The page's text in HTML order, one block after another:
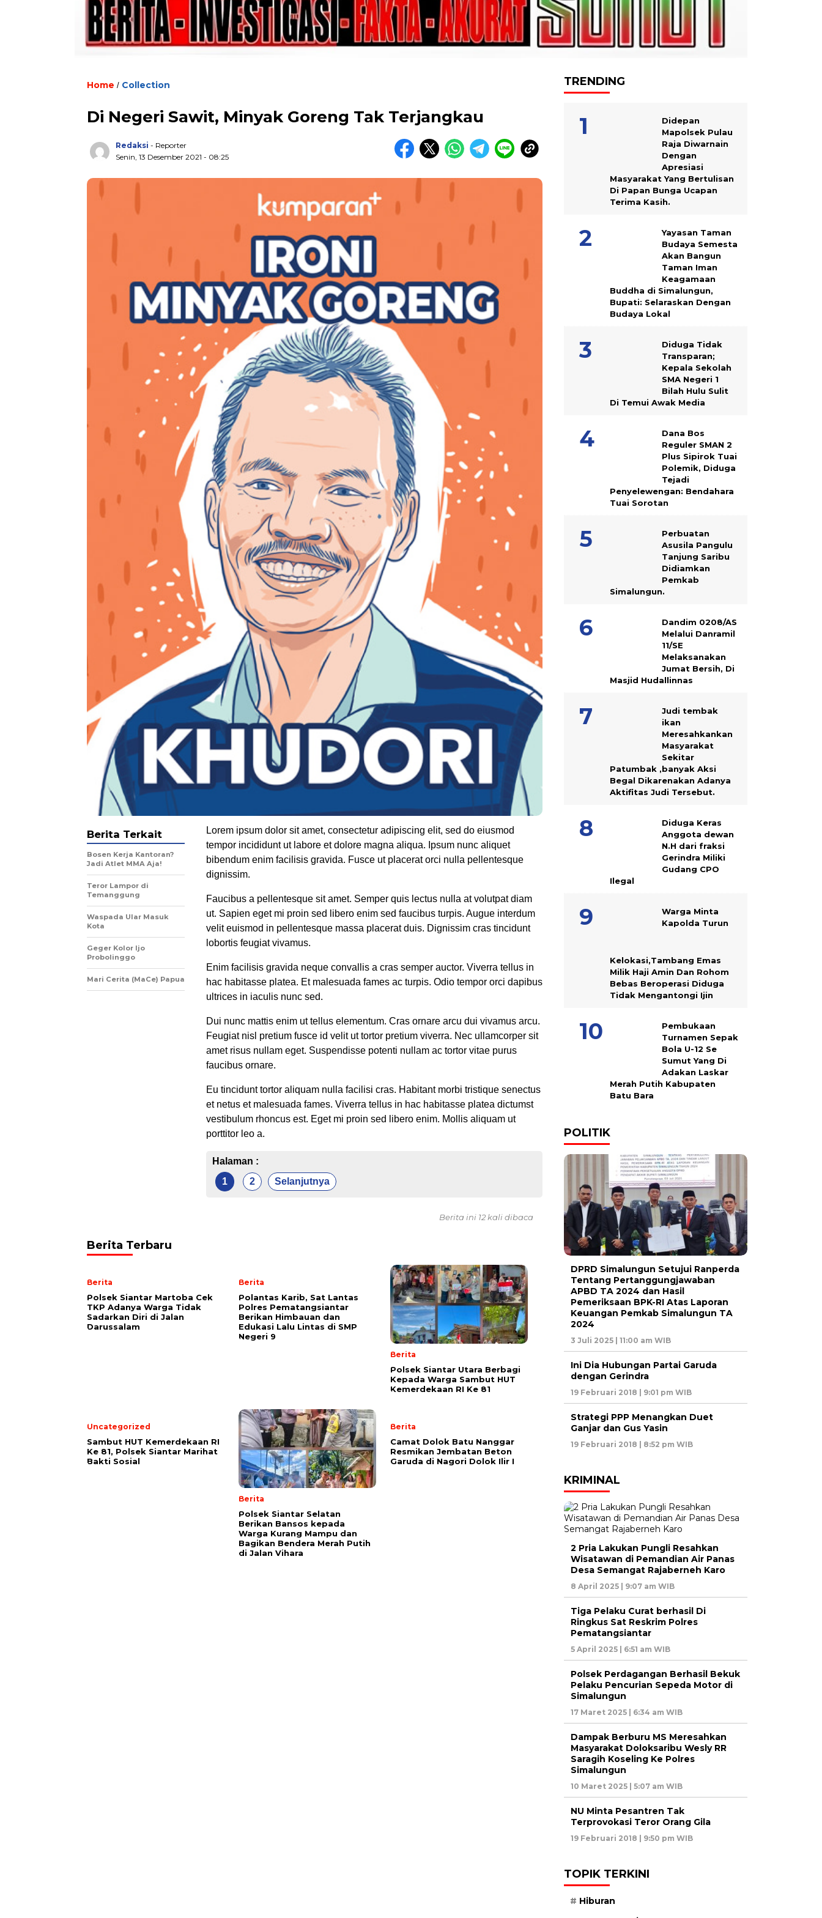
Home / Collection
Di Negeri Sawit, Minyak Goreng Tak Terjangkau
Redaksi - Reporter
Senin, 13 Desember 2021 - 08:25
Lorem ipsum dolor sit amet, consectetur adipiscing elit, sed do eiusmod
tempor incididunt ut labore et dolore magna aliqua. Ipsum nunc aliquet
bibendum enim facilisis gravida. Fusce ut placerat orci nulla pellentesque
dignissim.
Faucibus a pellentesque sit amet. Semper quis lectus nulla at volutpat diam
ut. Sapien eget mi proin sed libero enim sed faucibus turpis. Augue interdum
velit euismod in pellentesque massa placerat duis. Dignissim cras tincidunt
lobortis feugiat vivamus.
Enim facilisis gravida neque convallis a cras semper auctor. Viverra tellus in
hac habitasse platea. Et malesuada fames ac turpis. Odio tempor orci dapibus
ultrices in iaculis nunc sed.
Dui nunc mattis enim ut tellus elementum. Cras ornare arcu dui vivamus arcu.
Feugiat nisl pretium fusce id velit ut tortor pretium viverra. Nec ullamcorper sit
amet risus nullam eget. Suspendisse potenti nullam ac tortor vitae purus
faucibus ornare.
Eu tincidunt tortor aliquam nulla facilisi cras. Habitant morbi tristique senectus
et netus et malesuada fames. Viverra tellus in hac habitasse platea dictumst
vestibulum rhoncus est. Eget mi proin sed libero enim. Mollis aliquam ut
porttitor leo a.
Halaman :
1
2 Selanjutnya
Berita Terkait
Bosen Kerja Kantoran?
Jadi Atlet MMA Aja!
Teror Lampor di
Temanggung
Waspada Ular Masuk
Kota
Geger Kolor Ijo
Probolinggo
Mari Cerita (MaCe) Papua
Berita ini 12 kali dibaca
Berita Terbaru
Berita
Polsek Siantar Martoba Cek
TKP Adanya Warga Tidak
Sadarkan Diri di Jalan
Darussalam
Berita
Polantas Karib, Sat Lantas
Polres Pematangsiantar
Berikan Himbauan dan
Edukasi Lalu Lintas di SMP
Negeri 9
Berita
Polsek Siantar Utara Berbagi
Kepada Warga Sambut HUT
Kemerdekaan RI Ke 81
Uncategorized
Sambut HUT Kemerdekaan RI
Ke 81, Polsek Siantar Marihat
Bakti Sosial
Berita
Polsek Siantar Selatan
Berikan Bansos kepada
Warga Kurang Mampu dan
Bagikan Bendera Merah Putih
di Jalan Vihara
Berita
Camat Dolok Batu Nanggar
Resmikan Jembatan Beton
Garuda di Nagori Dolok Ilir I
TRENDING
Didepan
Mapolsek Pulau
Raja Diwarnain
Dengan
Apresiasi
Masyarakat Yang Bertulisan
Di Papan Bunga Ucapan
Terima Kasih.
Yayasan Taman
Budaya Semesta
Akan Bangun
Taman Iman
Keagamaan
Buddha di Simalungun,
Bupati: Selaraskan Dengan
Budaya Lokal
Diduga Tidak
Transparan;
Kepala Sekolah
SMA Negeri 1
Bilah Hulu Sulit
Di Temui Awak Media
Dana Bos
Reguler SMAN 2
Plus Sipirok Tuai
Polemik, Diduga
Tejadi
Penyelewengan: Bendahara
Tuai Sorotan
Perbuatan
Asusila Pangulu
Tanjung Saribu
Didiamkan
Pemkab
Simalungun.
Dandim 0208/AS
Melalui Danramil
11/SE
Melaksanakan
Jumat Bersih, Di
Masjid Hudallinnas
Judi tembak
ikan
Meresahkankan
Masyarakat
Sekitar
Patumbak ,banyak Aksi
Begal Dikarenakan Adanya
Aktifitas Judi Tersebut.
Diduga Keras
Anggota dewan
N.H dari fraksi
Gerindra Miliki
Gudang CPO
Ilegal
Warga Minta
Kapolda Turun
Kelokasi,Tambang Emas
Milik Haji Amin Dan Rohom
Bebas Beroperasi Diduga
Tidak Mengantongi Ijin
Pembukaan
Turnamen Sepak
Bola U-12 Se
Sumut Yang Di
Adakan Laskar
Merah Putih Kabupaten
Batu Bara
POLITIK
DPRD Simalungun Setujui Ranperda
Tentang Pertanggungjawaban
APBD TA 2024 dan Hasil
Pemeriksaan BPK-RI Atas Laporan
Keuangan Pemkab Simalungun TA
2024
3 Juli 2025 | 11:00 am WIB
Ini Dia Hubungan Partai Garuda
dengan Gerindra
19 Februari 2018 | 9:01 pm WIB
Strategi PPP Menangkan Duet
Ganjar dan Gus Yasin
19 Februari 2018 | 8:52 pm WIB
KRIMINAL
2 Pria Lakukan Pungli Resahkan
Wisatawan di Pemandian Air Panas
Desa Semangat Rajaberneh Karo
8 April 2025 | 9:07 am WIB
Tiga Pelaku Curat berhasil Di
Ringkus Sat Reskrim Polres
Pematangsiantar
5 April 2025 | 6:51 am WIB
Polsek Perdagangan Berhasil Bekuk
Pelaku Pencurian Sepeda Motor di
Simalungun
17 Maret 2025 | 6:34 am WIB
Dampak Berburu MS Meresahkan
Masyarakat Doloksaribu Wesly RR
Saragih Koseling Ke Polres
Simalungun
10 Maret 2025 | 5:07 am WIB
NU Minta Pesantren Tak
Terprovokasi Teror Orang Gila
19 Februari 2018 | 9:50 pm WIB
TOPIK TERKINI
Hiburan